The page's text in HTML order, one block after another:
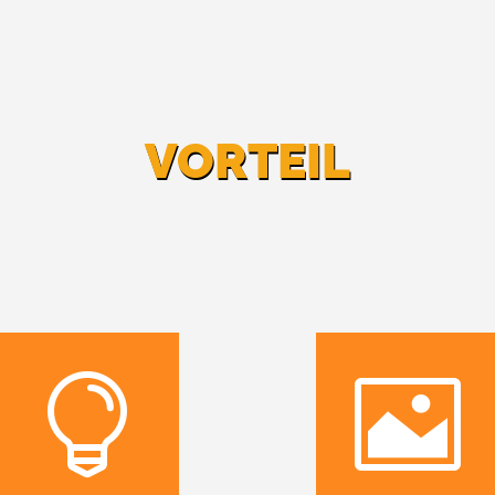
VORTEIL
 